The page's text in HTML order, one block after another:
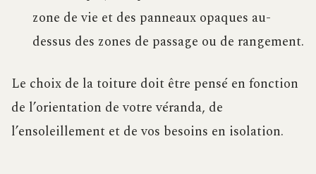
zone de vie et des panneaux opaques au-
dessus des zones de passage ou de rangement.
Le choix de la toiture doit être pensé en fonction
de l’orientation de votre véranda, de
l’ensoleillement et de vos besoins en isolation.